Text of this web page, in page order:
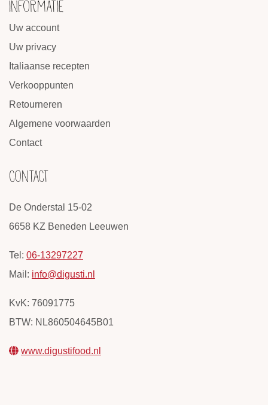
INFORMATIE
Uw account
Uw privacy
Italiaanse recepten
Verkooppunten
Retourneren
Algemene voorwaarden
Contact
CONTACT
De Onderstal 15-02
6658 KZ Beneden Leeuwen
Tel: 06-13297227
Mail: info@digusti.nl
KvK: 76091775
BTW: NL860504645B01
www.digustifood.nl